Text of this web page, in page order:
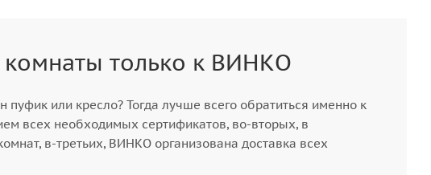
только к ВИНКО
или кресло? Тогда лучше всего обратиться именно к
всех необходимых сертификатов, во-вторых, в
в-третьих, ВИНКО организована доставка всех